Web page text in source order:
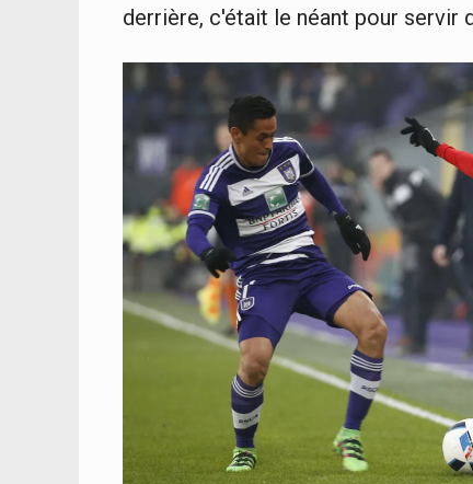
derrière, c'était le néant pour servir